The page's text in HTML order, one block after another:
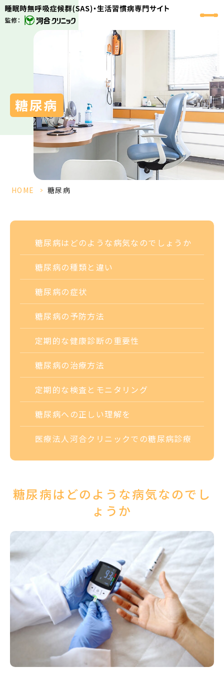
糖尿病
HOME > 糖尿病
糖尿病はどのような病気なのでしょうか
糖尿病の種類と違い
糖尿病の症状
糖尿病の予防方法
定期的な健康診断の重要性
糖尿病の治療方法
定期的な検査と モニタリング
糖尿病への正しい理解を
医療法人河合クリニックでの糖尿病診療
糖尿病はどのような病気なのでし
ょうか